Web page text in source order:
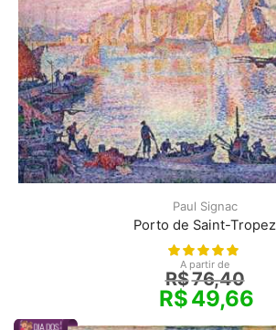
Paul Signac
Porto de Saint-Tropez
A partir de
R$76,40
R$49,66